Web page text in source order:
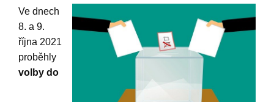
Ve dnech
8. a 9.
října 2021
proběhly
volby do